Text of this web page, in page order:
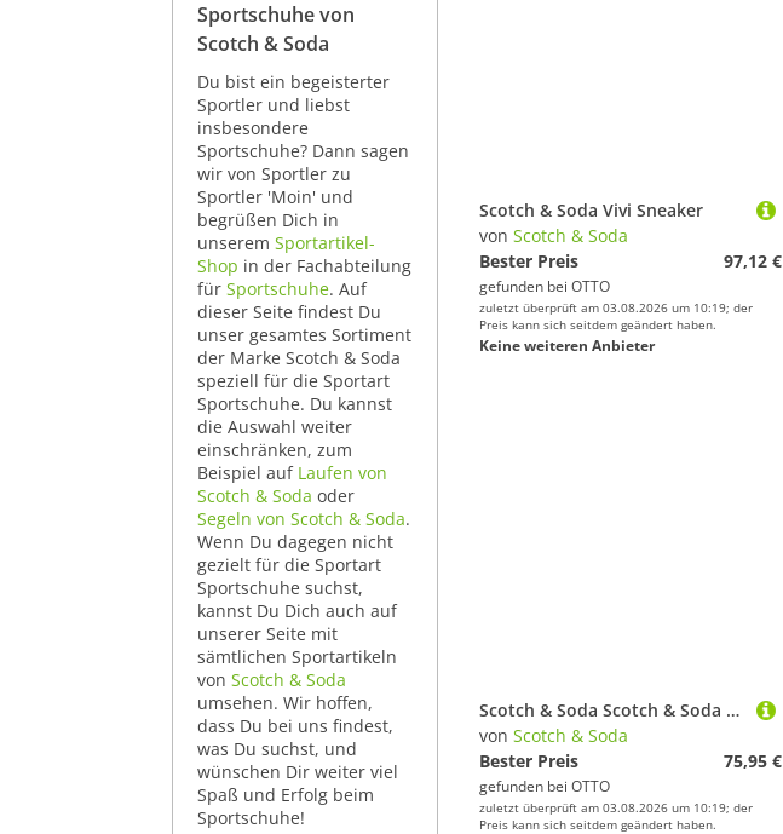
Sportschuhe von
Scotch & Soda
Du bist ein begeisterter
Sportler und liebst
insbesondere
Sportschuhe? Dann sagen
wir von Sportler zu
Sportler 'Moin' und
begrüßen Dich in
unserem Sportartikel-
Shop in der Fachabteilung
für Sportschuhe. Auf
dieser Seite findest Du
unser gesamtes Sortiment
der Marke Scotch & Soda
speziell für die Sportart
Sportschuhe. Du kannst
die Auswahl weiter
einschränken, zum
Beispiel auf Laufen von
Scotch & Soda oder
Segeln von Scotch & Soda.
Wenn Du dagegen nicht
gezielt für die Sportart
Sportschuhe suchst,
kannst Du Dich auch auf
unserer Seite mit
sämtlichen Sportartikeln
von Scotch & Soda
umsehen. Wir hoffen,
dass Du bei uns findest,
was Du suchst, und
wünschen Dir weiter viel
Spaß und Erfolg beim
Sportschuhe!
Scotch & Soda Vivi Sneaker
von Scotch & Soda
Bester Preis
97,12 €
gefunden bei OTTO
zuletzt überprüft am 03.08.2026 um 10:19; der
Preis kann sich seitdem geändert haben.
Keine weiteren Anbieter
Scotch & Soda Scotch & Soda Sneaker Lederimitat Sneaker
von Scotch & Soda
Bester Preis
75,95 €
gefunden bei OTTO
zuletzt überprüft am 03.08.2026 um 10:19; der
Preis kann sich seitdem geändert haben.